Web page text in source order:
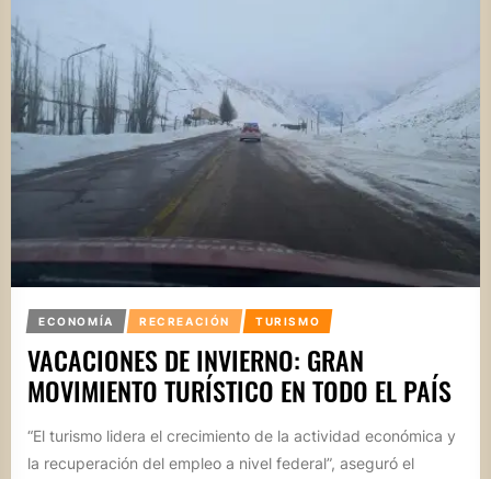
ECONOMÍA RECREACIÓN TURISMO
VACACIONES DE INVIERNO: GRAN
MOVIMIENTO TURÍSTICO EN TODO EL PAÍS
“El turismo lidera el crecimiento de la actividad económica y
la recuperación del empleo a nivel federal”, aseguró el